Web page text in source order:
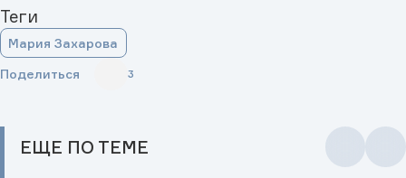
Теги
Мария Захарова
Поделиться 3
ЕЩЕ ПО ТЕМЕ